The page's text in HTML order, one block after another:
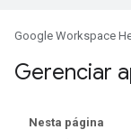
Google Workspace
Gerenciar
Nesta página